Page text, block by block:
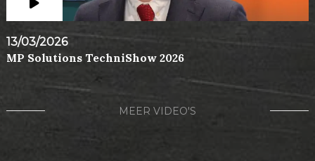
13/03/2026
MP Solutions TechniShow 2026
MEER VIDEO'S